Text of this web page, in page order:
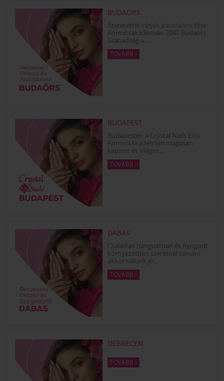
BUDAÖRS
Szeretettel várjuk a budaörsi Elite
Körmösakadémián 2040 Budaörs
Szabadság u....
TOVÁBB
BUDAPEST
Budapesten a Crystal Nails Elite
KörmösAkadémián magasan
képzett és világot...
TOVÁBB
DABAS
Családias hanguatban és nyugodt
környezetben szeretnél tanulni
akkor nálunk jó...
TOVÁBB
DEBRECEN
TOVÁBB